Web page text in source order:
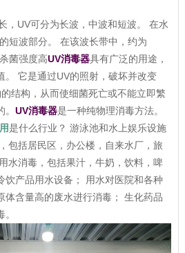
，UV可分为长波，中波和短波。 在水
短波部分。 在该波长带中，约为
菌强度高UV消毒器具有广泛的用途，
。 它是通过UV的照射，破坏并改变
结构，从而使细菌死亡或不能立即繁
UV消毒器是一种纯物理消毒方法。
是什么行业？ 游泳池和水上娱乐设施
包括居民区，办公楼，自来水厂，旅
水消毒，包括果汁，牛奶，饮料，啤
饮产品用水设备； 用水对医院和各种
体含量高的废水进行消毒； 生化药品